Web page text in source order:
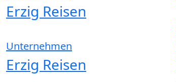
Erzig Reisen
Unternehmen
Erzig Reisen